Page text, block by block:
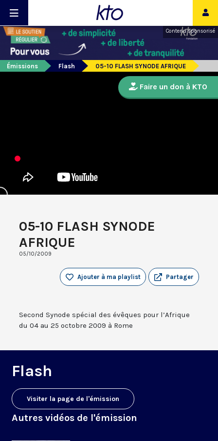
Contenu sponsorisé
Émissions Flash 05-10 FLASH SYNODE AFRIQUE
05-10 FLASH SYNODE
AFRIQUE
05/10/2009
Partager
Ajouter à ma playlist
Second Synode spécial des évêques pour l’Afrique
du 04 au 25 octobre 2009 à Rome
Flash
Visiter la page de l'émission
Autres vidéos de l'émission
Faire un don à KTO